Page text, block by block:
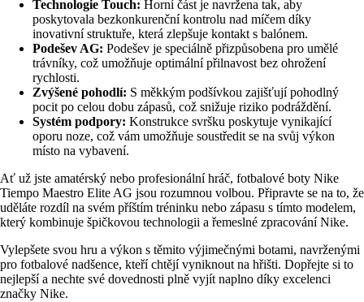
Technologie Touch: Horní část je navržena tak, aby
poskytovala bezkonkurenční kontrolu nad míčem díky
inovativní struktuře, která zlepšuje kontakt s balónem.
Podešev AG: Podešev je speciálně přizpůsobena pro umělé
trávníky, což umožňuje optimální přilnavost bez ohrožení
rychlosti.
Zvýšené pohodlí: S měkkým podšívkou zajišťují pohodlný
pocit po celou dobu zápasů, což snižuje riziko podráždění.
Systém podpory: Konstrukce svršku poskytuje vynikající
oporu noze, což vám umožňuje soustředit se na svůj výkon
místo na vybavení.
Ať už jste amatérský nebo profesionální hráč, fotbalové boty Nike
Tiempo Maestro Elite AG jsou rozumnou volbou. Připravte se na to, že
uděláte rozdíl na svém příštím tréninku nebo zápasu s tímto modelem,
který kombinuje špičkovou technologii a řemeslné zpracování Nike.
Vylepšete svou hru a výkon s těmito výjimečnými botami, navrženými
pro fotbalové nadšence, kteří chtějí vyniknout na hřišti. Dopřejte si to
nejlepší a nechte své dovednosti plně vyjít naplno díky excelenci
značky Nike.